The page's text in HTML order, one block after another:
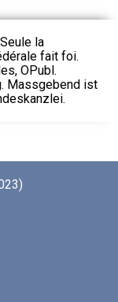
la
fait foi.
OPubl.
Massgebend ist